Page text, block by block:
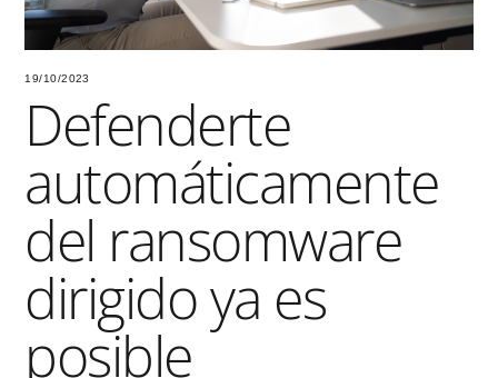
19/10/2023
Defenderte
automáticamente
del ransomware
dirigido ya es
posible